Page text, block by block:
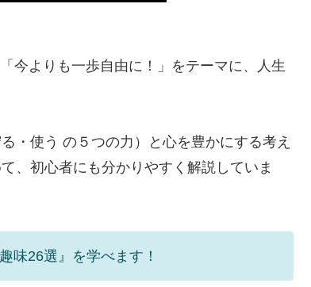
今よりも一歩自由に！」をテーマに、人生
・使う の５つの力）と心を豊かにする考え
、初心者にも分かりやすく解説していま
味26選』を学べます！